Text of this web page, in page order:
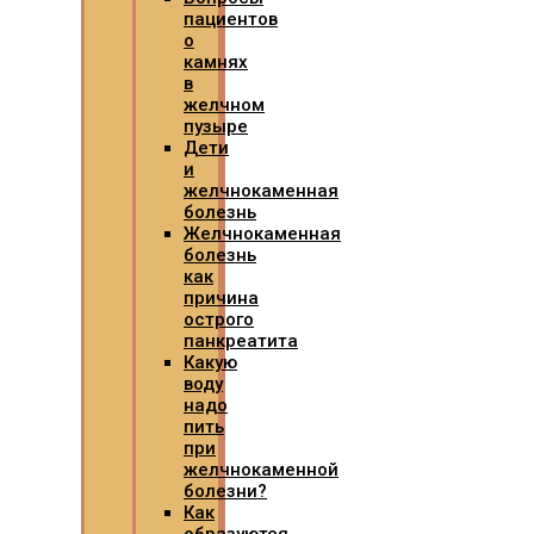
пациентов
о
камнях
в
желчном
пузыре
Дети
и
желчнокаменная
болезнь
Желчнокаменная
болезнь
как
причина
острого
панкреатита
Какую
воду
надо
пить
при
желчнокаменной
болезни?
Как